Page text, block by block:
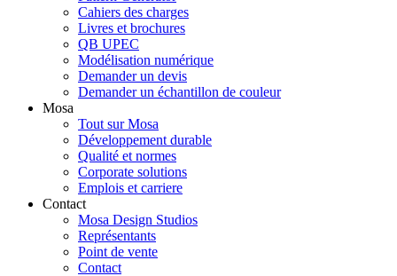
Cahiers des charges
Livres et brochures
QB UPEC
Modélisation numérique
Demander un devis
Demander un échantillon de couleur
Mosa
Tout sur Mosa
Développement durable
Qualité et normes
Corporate solutions
Emplois et carriere
Contact
Mosa Design Studios
Représentants
Point de vente
Contact